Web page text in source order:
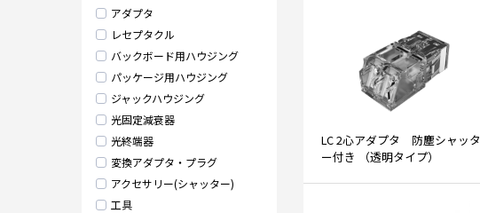
アダプタ
レセプタクル
バックボード用ハウジング
パッケージ用ハウジング
ジャックハウジング
光固定減衰器
光終端器
変換アダプタ・プラグ
アクセサリー(シャッター)
工具
LC 2心アダプタ 防塵シャッタ
ー付き （透明タイプ）